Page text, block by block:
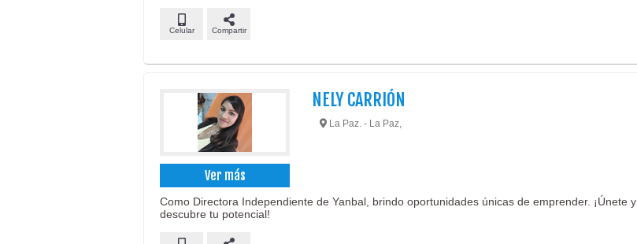
Celular Compartir
Ver más
NELY CARRIÓN
La Paz. - La Paz,
Como Directora Independiente de Yanbal, brindo oportunidades únicas de emprender. ¡Únete y
descubre tu potencial!